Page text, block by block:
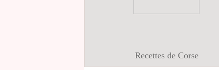
Recettes de Corse